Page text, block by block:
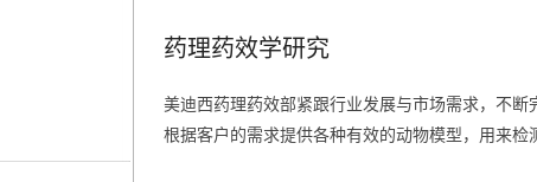
药理药效学研究
美迪西药理药效部紧跟行业发展与市场需求，不
根据客户的需求提供各种有效的动物模型，用来